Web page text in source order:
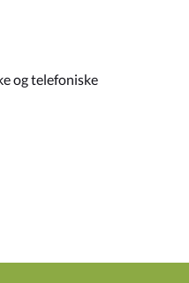
og telefoniske